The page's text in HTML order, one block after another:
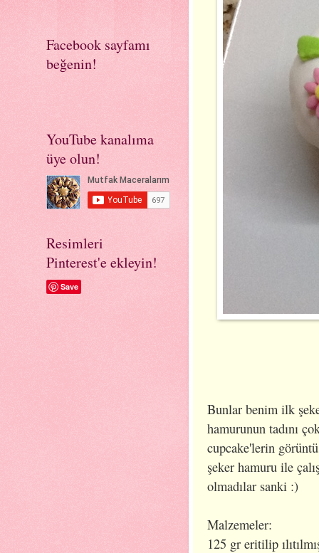
Bunlar benim ilk
hamurunun tadını
cupcake'lerin
şeker hamuru ile
olmadılar sanki :)
Malzemeler:
125 gr eritilip
Facebook sayfamı
beğenin!
YouTube kanalıma
üye olun!
Resimleri
Pinterest'e ekleyin!
Save